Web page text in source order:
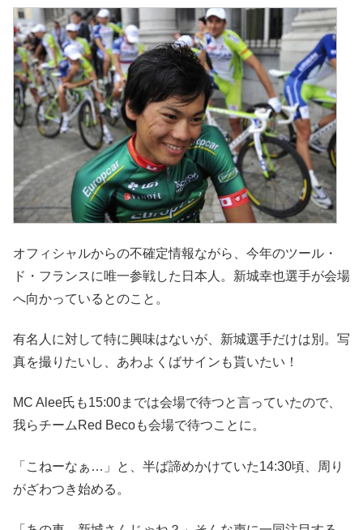
オフィシャルからの不確定情報ながら、今年のツール・
ド・フランスに唯一参戦した日本人。新城幸也選手が会場
へ向かっているとのこと。
有名人に対して特に興味はないが、新城選手だけは別。写
真を撮りたいし、あわよくばサインも貰いたい！
MC Alee氏も15:00までは会場で待つと言っていたので、
我らチームRed Becoも会場で待つことに。
「こねーなぁ…」と、半ば諦めかけていた14:30頃、周り
がざわつき始める。